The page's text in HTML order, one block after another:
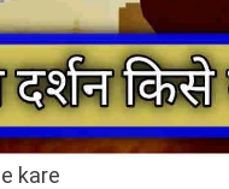
kare